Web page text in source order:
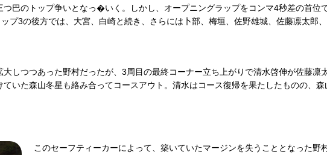
巴のトップ争いとなっ�いく。しかし、オープニングラップをコンマ4秒差の首位
プ3の後方では、大宮、白崎と続き、さらには卜部、梅垣、佐野雄城、佐藤凛太郎
しつつあった野村だったが、3周目の最終コーナー立ち上がりで清水啓伸が佐藤凛
いた森山冬星も絡み合ってコースアウト。清水はコース復帰を果たしたものの、
このセーフティーカーによって、築いていたマージンを失うこととなった野